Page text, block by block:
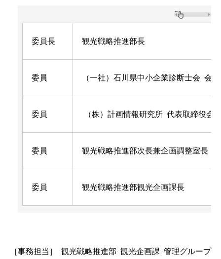
委員長 観光戦略推進部長
委員 （一社）石川県中小企業診断士会 会長
委員 （株）計画情報研究所 代表取締役会
委員 観光戦略推進部次長兼企画調整室長
委員 観光戦略推進部観光企画課長
［事務担当］ 観光戦略推進部 観光企画課 管理グループ